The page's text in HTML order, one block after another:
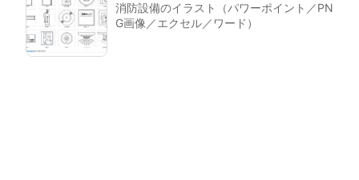
消防設備のイラスト（パワーポイント／PN
G画像／エクセル／ワード）